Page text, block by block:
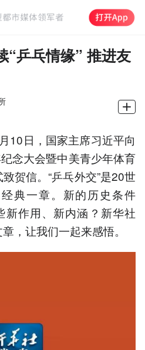
“乒乓情缘” 推进友
日，国家主席习近平向
念大会暨中美青少年体育
贺信。“乒乓外交”是20世
典一章。新的历史条件
新作用、新内涵？新华社
，让我们一起来感悟。